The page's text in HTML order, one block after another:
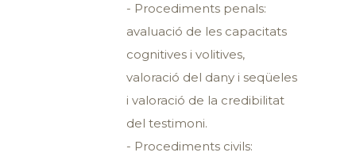
- Procediments penals:
avaluació de les capacitats
cognitives i volitives,
valoració del dany i seqüeles
i valoració de la credibilitat
del testimoni.
- Procediments civils: